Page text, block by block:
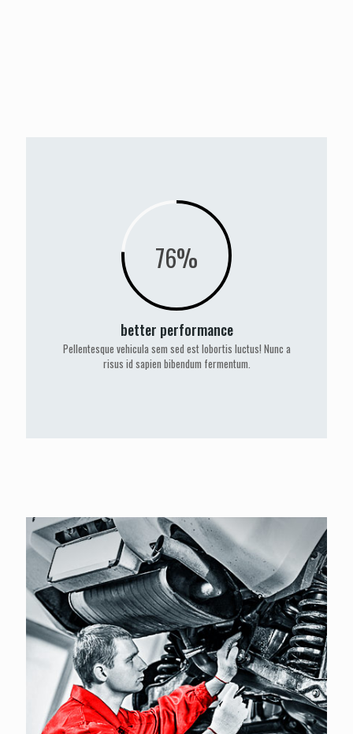
76%
better performance
Pellentesque vehicula sem sed est lobortis luctus! Nunc a
risus id sapien bibendum fermentum.